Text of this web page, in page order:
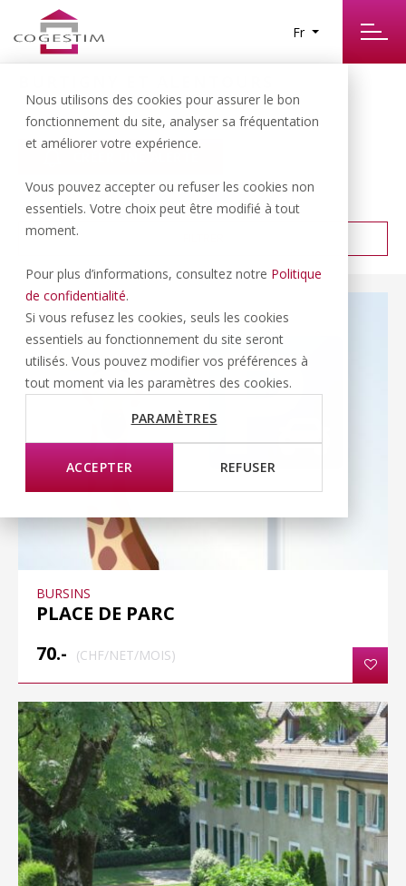
Nous utilisons des cookies pour assurer le bon
fonctionnement du site, analyser sa fréquentation
et améliorer votre expérience.
Vous pouvez accepter ou refuser les cookies non
essentiels. Votre choix peut être modifié à tout
moment.
Pour plus d’informations, consultez notre Politique
de confidentialité.
Si vous refusez les cookies, seuls les cookies
essentiels au fonctionnement du site seront
utilisés. Vous pouvez modifier vos préférences à
tout moment via les paramètres des cookies.
PARAMÈTRES
ACCEPTER REFUSER
Fr
10RÉSULTATS TROUVÉS
CRÉER UNE ALERTE
TRIER PAR : PRIX CROISSANT
BURSINS
PLACE DE PARC
70.-
(CHF/NET/MOIS)